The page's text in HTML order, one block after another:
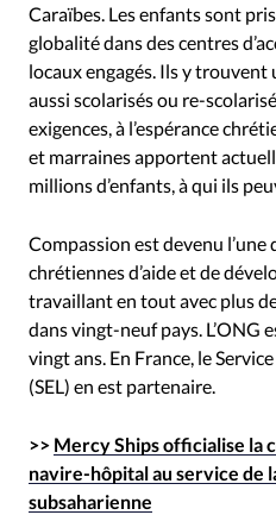
Caraïbes. Les enfants sont
globalité dans des centres
locaux engagés. Ils y
aussi scolarisés ou re-
exigences, à l’espérance
et marraines apportent
millions d’enfants, à qui ils
Compassion est devenu l’une
chrétiennes d’aide et de
travaillant en tout avec plus
dans vingt-neuf pays. L’ONG
vingt ans. En France, le
(SEL) en est partenaire.
>> Mercy Ships officialise la
navire-hôpital au service de
subsaharienne